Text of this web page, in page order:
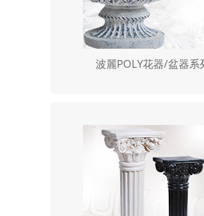
波麗POLY花器/盆器系